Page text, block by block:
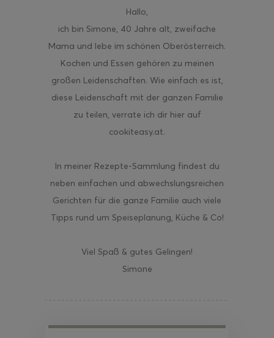
Hallo,
ich bin Simone, 40 Jahre alt, zweifache
Mama und lebe im schönen Oberösterreich.
Kochen und Essen gehören zu meinen
großen Leidenschaften. Wie einfach es ist,
diese Leidenschaft mit der ganzen Familie
zu teilen, verrate ich dir hier auf
cookiteasy.at.
In meiner Rezepte-Sammlung findest du
neben einfachen und abwechslungsreichen
Gerichten für die ganze Familie auch viele
Tipps rund um Speiseplanung, Küche & Co!
Viel Spaß & gutes Gelingen!
Simone